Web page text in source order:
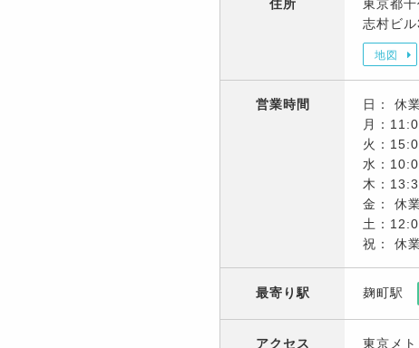
住所
東京都
志村ビ
地図
営業時間
日： 休
月：
火：
水：
木：
金： 休
土：
祝： 休
最寄り駅 麹町駅
アクセス
東京メ